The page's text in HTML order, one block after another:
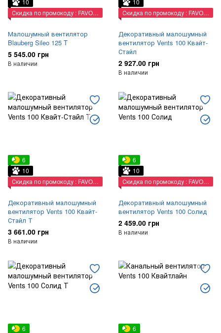
10
Скидка по промокоду : FAVORIT
Малошумный вентилятор
Blauberg Sileo 125 T
5 545.00 грн
В наличии
10
Скидка по промокоду : FAVORIT
Декоративный малошумный
вентилятор Vents 100 Квайт-
Стайл
2 927.00 грн
В наличии
6
10
Скидка по промокоду : FAVORIT
Декоративный малошумный
вентилятор Vents 100 Квайт-
Стайл Т
3 661.00 грн
В наличии
6
10
Скидка по промокоду : FAVORIT
Декоративный малошумный
вентилятор Vents 100 Солид
2 459.00 грн
В наличии
6
6